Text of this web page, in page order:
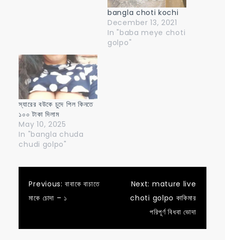
bangla choti kochi
December 13, 2021
In "baba meye choti
golpo"
স্যারের বউকে চুদে পিল কিনতে
১০০ টাকা দিলাম
May 10, 2025
In "bangla chuda
chudi golpo"
Post
Previous: বাবাকে বাচাতে
মাকে চোদা – ১
Next: mature live
choti golpo কাকিমার
পরিপূর্ণ বিধবা ভোদা